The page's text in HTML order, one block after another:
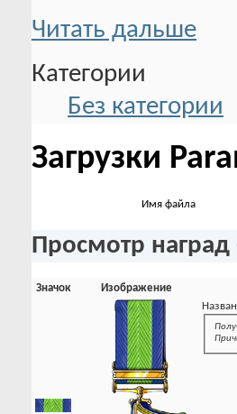
Читать дальше
Категории
Без категории
Загрузки
Имя файла
Просмотр
Значок
Изображение